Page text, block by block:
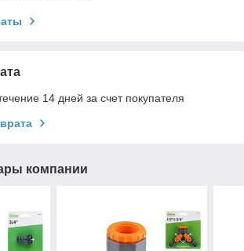
14 дней за счет покупателя
компании